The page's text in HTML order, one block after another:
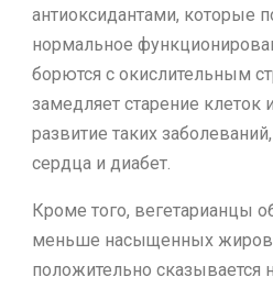
антиоксидантами, которые
нормальное
борются с окислительным
замедляет старение клеток
развитие таких
сердца и диабет.
Кроме того, вегетарианцы
меньше насыщенных жиров
положительно сказывается